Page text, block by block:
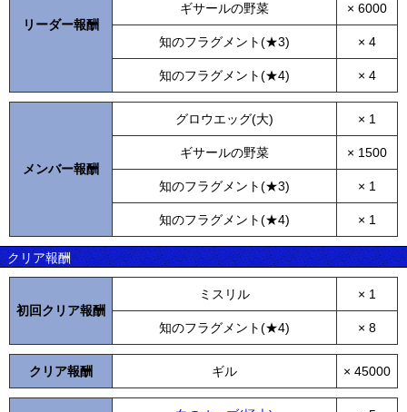
リーダー報酬
ギサールの野菜 × 6000
知のフラグメント(★3) × 4
知のフラグメント(★4) × 4
メンバー報酬
グロウエッグ(大) × 1
ギサールの野菜 × 1500
知のフラグメント(★3) × 1
知のフラグメント(★4) × 1
クリア報酬
初回クリア報酬
ミスリル × 1
知のフラグメント(★4) × 8
クリア報酬 ギル × 45000